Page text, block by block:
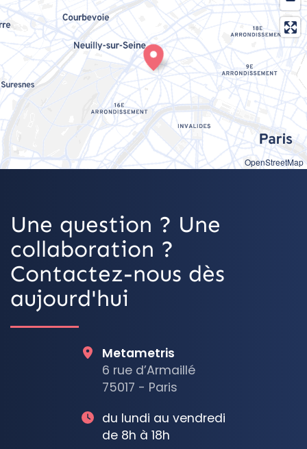
OpenStreetMap
Une question ? Une
collaboration ?
Contactez-nous dès
aujourd'hui
Metametris
6 rue d’Armaillé
75017 - Paris
du lundi au vendredi
de 8h à 18h